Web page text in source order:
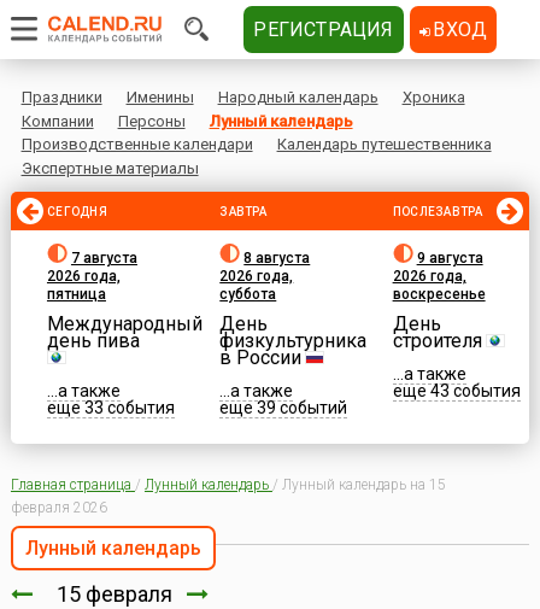
Праздники Именины Народный календарь
Хроника
Компании
Персоны
Лунный календарь
Производственные календари
Календарь путешественника
Экспертные материалы
СЕГОДНЯ
7 августа
2026 года,
пятница
Международный
день пива
...а также
еще 33 события
ЗАВТРА
8 августа
2026 года,
суббота
День
физкультурника
в России
...а также
еще 39 событий
ПОСЛЕЗАВТРА
9 августа
2026 года,
воскресенье
День
строителя
...а также
еще 43 события
Главная страница / Лунный календарь / Лунный календарь на 15
февраля 2026
Лунный календарь
15 февраля
РЕГИСТРАЦИЯ ВХОД